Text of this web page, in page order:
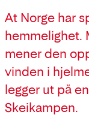
At Norge har
hemmelighet.
mener den
vinden i
legger ut på
Skeikampen.